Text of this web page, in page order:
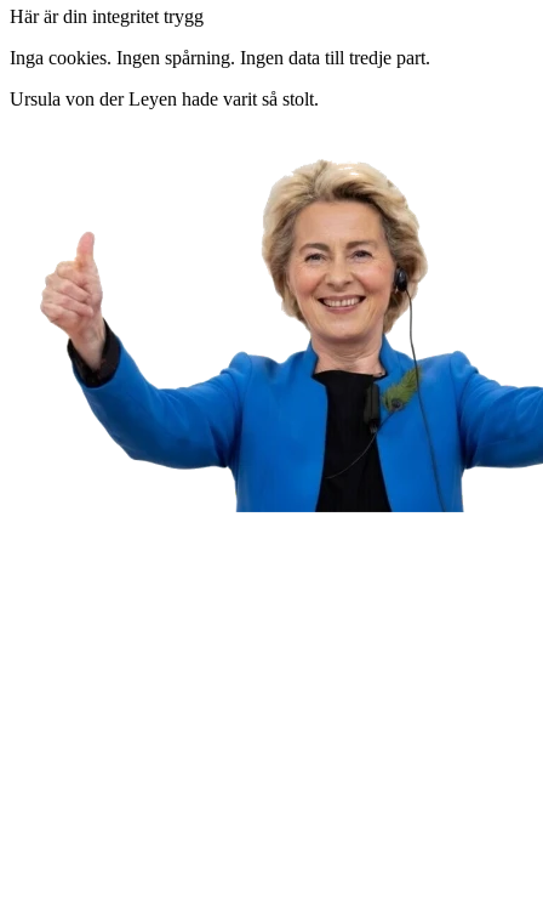
Här är din integritet trygg
Inga cookies. Ingen spårning. Ingen data till tredje part.
Ursula von der Leyen hade varit så stolt.